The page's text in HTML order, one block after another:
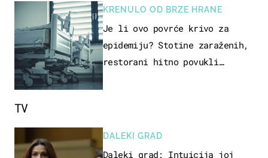
KRENULO OD BRZE HRANE
Je li ovo povrće krivo za
epidemiju? Stotine zaraženih,
restorani hitno povukli
TV
DALEKI GRAD
Daleki grad: Intuicija joj